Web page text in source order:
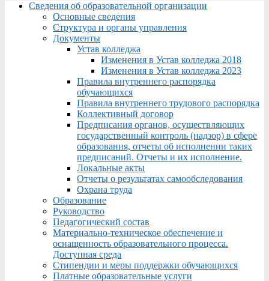
Menu
Сведения об образовательной организации
Основные сведения
Структура и органы управления
Документы
Устав колледжа
Изменения в Устав колледжа 2018
Изменения в Устав колледжа 2023
Правила внутреннего распорядка
обучающихся
Правила внутреннего трудового распорядка
Коллективный договор
Предписания органов, осуществляющих
государственный контроль (надзор) в сфере
образования, отчеты об исполнении таких
предписаний. Отчеты и их исполнение.
Локальные акты
Отчеты о результатах самообследования
Охрана труда
Образование
Руководство
Педагогический состав
Материально-техническое обеспечение и
оснащенность образовательного процесса.
Доступная среда
Стипендии и меры поддержки обучающихся
Платные образовательные услуги